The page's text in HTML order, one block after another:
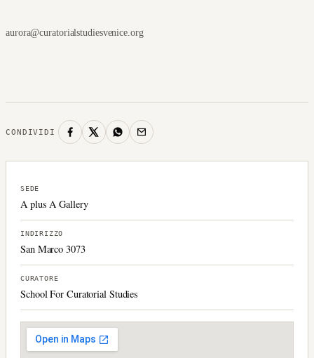
aurora@curatorialstudiesvenice.org
CONDIVIDI
SEDE
A plus A Gallery
INDIRIZZO
San Marco 3073
CURATORE
School For Curatorial Studies